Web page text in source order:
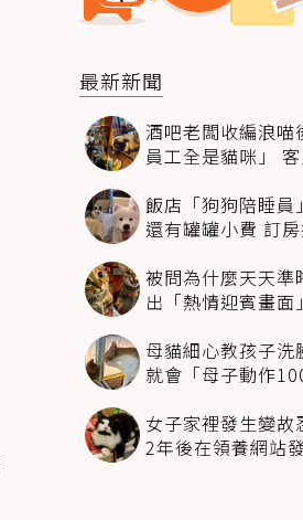
最新新聞
酒吧老闆收編浪喵
員工全是貓咪」
飯店「狗狗陪睡員
還有罐罐小費 訂
被問為什麼天天準
出「熱情迎賓畫面
母貓細心教孩子洗
就會「母子動作
女子家裡發生變故
2年後在領養網站